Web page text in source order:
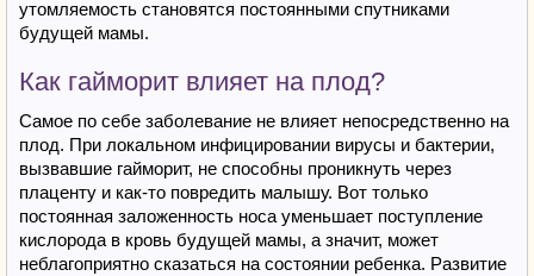
утомляемость становятся постоянными спутниками
будущей мамы.
Как гайморит влияет на плод?
Самое по себе заболевание не влияет непосредственно на
плод. При локальном инфицировании вирусы и бактерии,
вызвавшие гайморит, не способны проникнуть через
плаценту и как-то повредить малышу. Вот только
постоянная заложенность носа уменьшает поступление
кислорода в кровь будущей мамы, а значит, может
неблагоприятно сказаться на состоянии ребенка. Развитие